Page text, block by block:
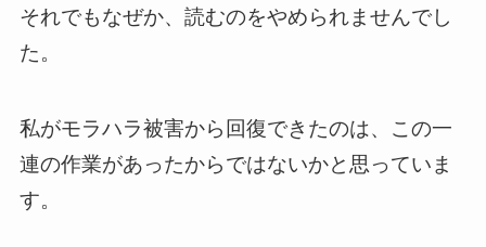
それでもなぜか、読むのをやめられませんでし
た。
私がモラハラ被害から回復できたのは、この一
連の作業があったからではないかと思っていま
す。